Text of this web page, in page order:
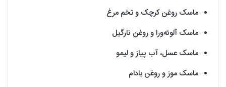
ماسک روغن کرچک و تخم مرغ
ماسک آلوئه‌و‌را و روغن نارگیل
ماسک عسل، آب پیاز و لیمو
ماسک موز و روغن بادام